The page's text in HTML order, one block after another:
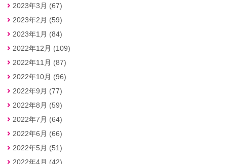
2023年3月 (67)
2023年2月 (59)
2023年1月 (84)
2022年12月 (109)
2022年11月 (87)
2022年10月 (96)
2022年9月 (77)
2022年8月 (59)
2022年7月 (64)
2022年6月 (66)
2022年5月 (51)
2022年4月 (42)